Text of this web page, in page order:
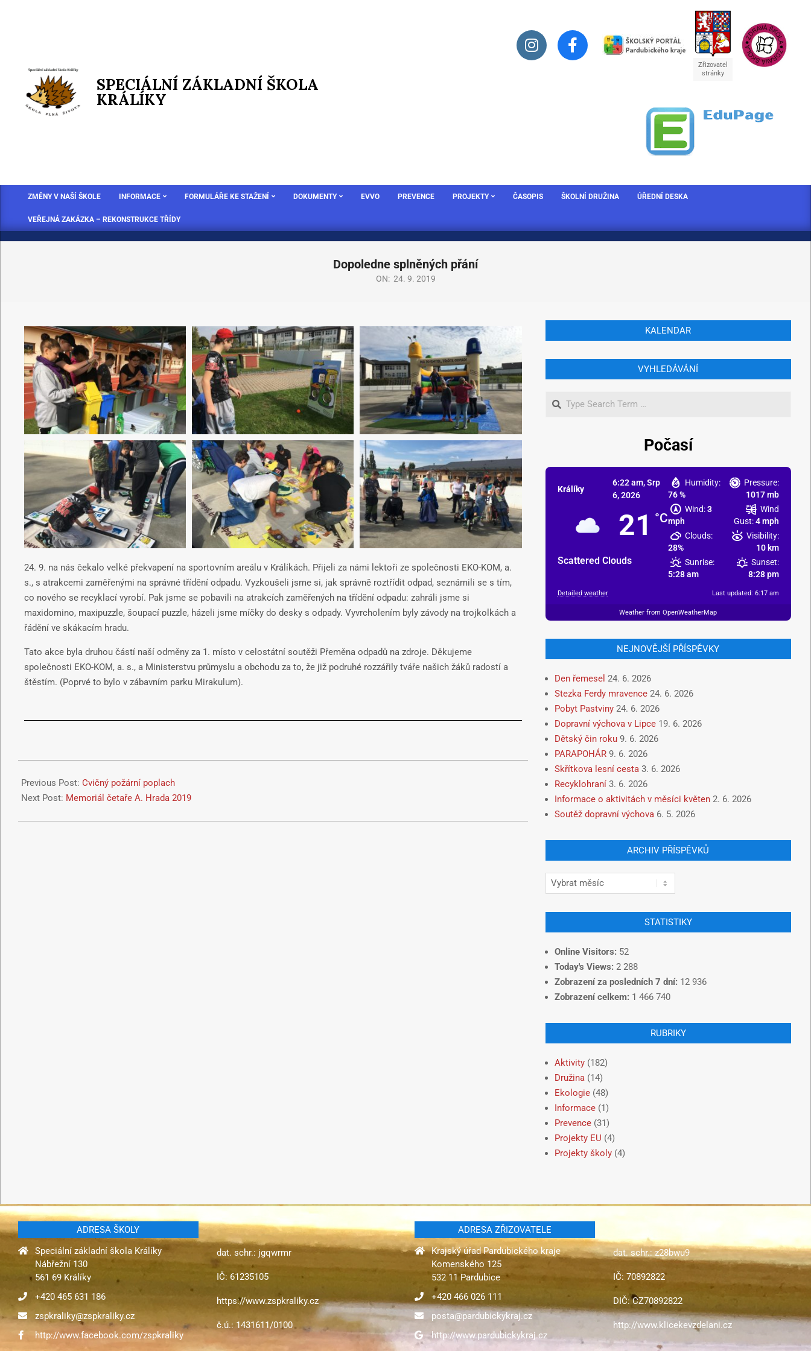
SPECIÁLNÍ ZÁKLADNÍ ŠKOLA
KRÁLÍKY
Zřizovatel
stránky
ZMĚNY V NAŠÍ ŠKOLE INFORMACE FORMULÁŘE KE STAŽENÍ DOKUMENTY EVVO PREVENCE PROJEKTY ČASOPIS ŠKOLNÍ DRUŽINA ÚŘEDNÍ DESKA
VEŘEJNÁ ZAKÁZKA – REKONSTRUKCE TŘÍDY
Dopoledne splněných přání
ON: 24. 9. 2019
24. 9. na nás čekalo velké překvapení na sportovním areálu v Králíkách. Přijeli za námi lektoři ze společnosti EKO-KOM, a.
s., s atrakcemi zaměřenými na správné třídění odpadu. Vyzkoušeli jsme si, jak správně roztřídit odpad, seznámili se s tím,
co nového se recyklací vyrobí. Pak jsme se pobavili na atrakcích zaměřených na třídění odpadu: zahráli jsme si
maxidomino, maxipuzzle, šoupací puzzle, házeli jsme míčky do desky s odpady. Vyvrcholením byly závody na trojkolkách a
řádění ve skákacím hradu.
Tato akce byla druhou částí naší odměny za 1. místo v celostátní soutěži Přeměna odpadů na zdroje. Děkujeme
společnosti EKO-KOM, a. s., a Ministerstvu průmyslu a obchodu za to, že již podruhé rozzářily tváře našich žáků radostí a
štěstím. (Poprvé to bylo v zábavním parku Mirakulum).
Previous Post: Cvičný požární poplach
Next Post: Memoriál četaře A. Hrada 2019
KALENDAR
VYHLEDÁVÁNÍ
Počasí
Králíky
6:22 am,Srp
6, 2026
21 °C
Scattered Clouds
Humidity:
76 %
Pressure:
1017 mb
Wind: 3
mph
Wind
Gust:4 mph
Clouds:
28%
Visibility:
10 km
Sunrise:
5:28 am
Sunset:
8:28 pm
Detailed weather Last updated: 6:17 am
Weather from OpenWeatherMap
NEJNOVĚJŠÍ PŘÍSPĚVKY
Den řemesel 24. 6. 2026
Stezka Ferdy mravence 24. 6. 2026
Pobyt Pastviny 24. 6. 2026
Dopravní výchova v Lipce 19. 6. 2026
Dětský čin roku 9. 6. 2026
PARAPOHÁR 9. 6. 2026
Skřítkova lesní cesta 3. 6. 2026
Recyklohraní 3. 6. 2026
Informace o aktivitách v měsíci květen 2. 6. 2026
Soutěž dopravní výchova 6. 5. 2026
ARCHIV PŘÍSPĚVKŮ
STATISTIKY
Online Visitors: 52
Today's Views: 2 288
Zobrazení za posledních 7 dní: 12 936
Zobrazení celkem: 1 466 740
RUBRIKY
Aktivity(182)
Družina(14)
Ekologie(48)
Informace(1)
Prevence(31)
Projekty EU (4)
Projekty školy(4)
ADRESA ŠKOLY
Speciální základní škola Králíky
Nábřežní 130
561 69 Králíky
+420 465 631 186
zspkraliky@zspkraliky.cz
http://www.facebook.com/zspkraliky
dat. schr.: jgqwrmr
IČ: 61235105
https://www.zspkraliky.cz
č.ú.: 1431611/0100
ADRESA ZŘIZOVATELE
Krajský úřad Pardubického kraje
Komenského 125
532 11 Pardubice
+420 466 026 111
posta@pardubickykraj.cz
http://www.pardubickykraj.cz
dat. schr.: z28bwu9
IČ: 70892822
DIČ: CZ70892822
http://www.klicekevzdelani.cz